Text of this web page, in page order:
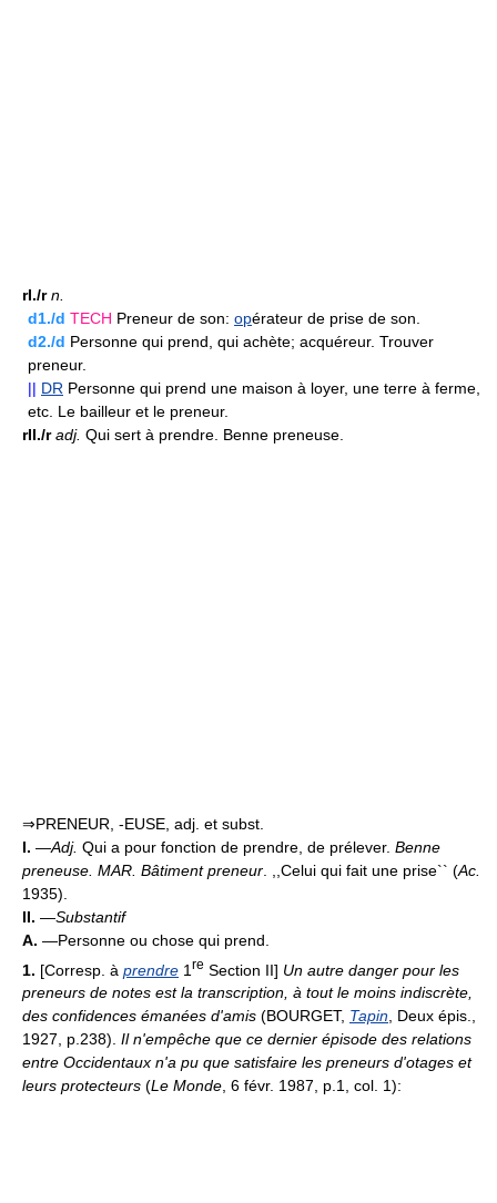
rI./r n.
d1./d TECH Preneur de son: opérateur de prise de son.
d2./d Personne qui prend, qui achète; acquéreur. Trouver
preneur.
|| DR Personne qui prend une maison à loyer, une terre à ferme,
etc. Le bailleur et le preneur.
rII./r adj. Qui sert à prendre. Benne preneuse.
⇒PRENEUR, -EUSE, adj. et subst.
I. —Adj. Qui a pour fonction de prendre, de prélever. Benne
preneuse. MAR. Bâtiment preneur . ,,Celui qui fait une prise`` (Ac.
1935).
II. —Substantif
A. —Personne ou chose qui prend.
1. [Corresp. à prendre 1 re Section II] Un autre danger pour les
preneurs de notes est la transcription, à tout le moins indiscrète,
des confidences émanées d'amis (BOURGET, Tapin, Deux épis.,
1927, p.238). Il n'empêche que ce dernier épisode des relations
entre Occidentaux n'a pu que satisfaire les preneurs d'otages et
leurs protecteurs (Le Monde, 6 févr. 1987, p.1, col. 1):